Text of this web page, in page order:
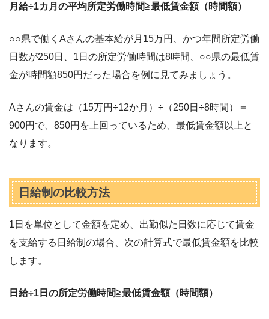
月給÷1カ月の平均所定労働時間≧最低賃金額（時間額）
○○県で働くAさんの基本給が月15万円、かつ年間所定労働
日数が250日、1日の所定労働時間は8時間、○○県の最低賃
金が時間額850円だった場合を例に見てみましょう。
Aさんの賃金は（15万円÷12か月）÷（250日÷8時間）＝
900円で、850円を上回っているため、最低賃金額以上と
なります。
日給制の比較方法
1日を単位として金額を定め、出勤似た日数に応じて賃金
を支給する日給制の場合、次の計算式で最低賃金額を比較
します。
日給÷1日の所定労働時間≧最低賃金額（時間額）